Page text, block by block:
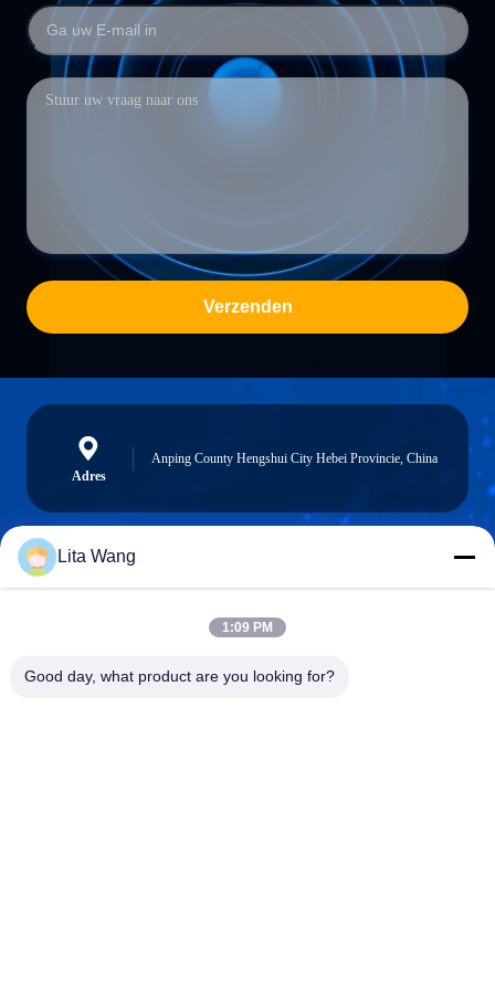
Verzenden
Adres
Anping County Hengshui City Hebei Provincie, China
lita@screenmeshnet.com
Lita Wang
1:09 PM
Good day, what product are you looking for?